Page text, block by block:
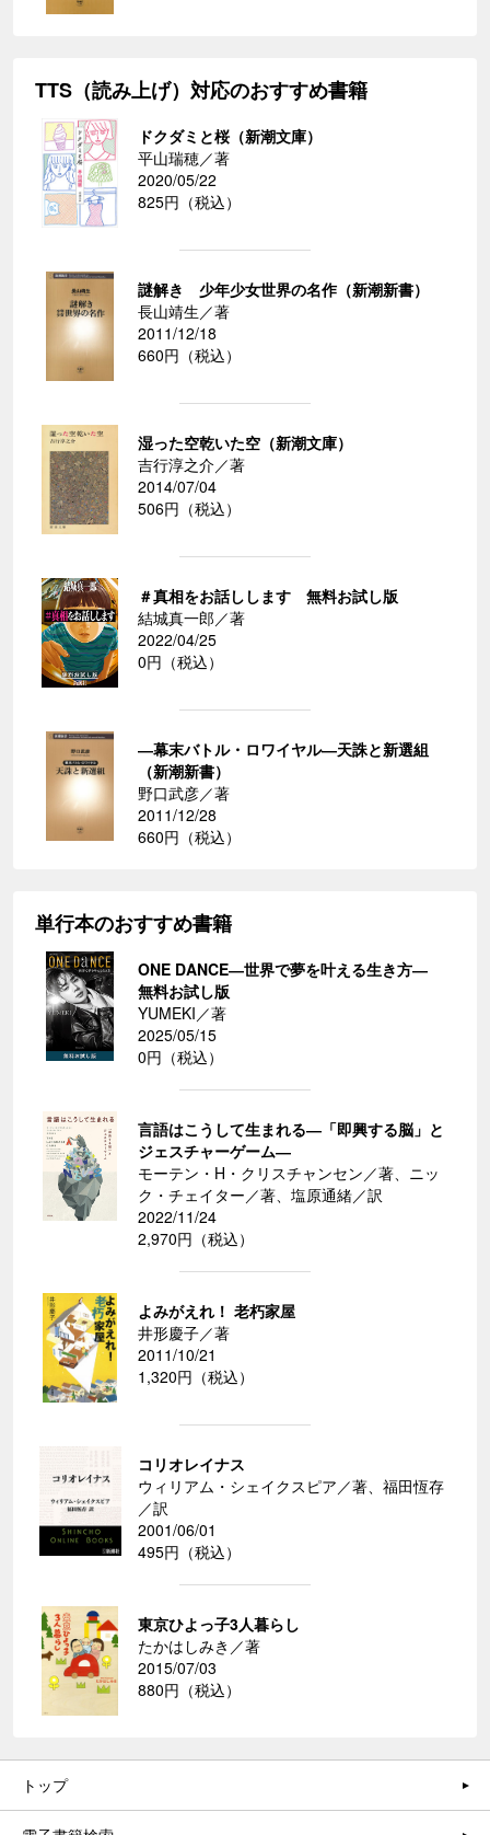
TTS（読み上げ）対応のおすすめ書籍
ドクダミと桜（新潮文庫）
平山瑞穂／著
2020/05/22
825円（税込）
謎解き 少年少女世界の名作（新潮新書）
長山靖生／著
2011/12/18
660円（税込）
湿った空乾いた空（新潮文庫）
吉行淳之介／著
2014/07/04
506円（税込）
＃真相をお話しします 無料お試し版
結城真一郎／著
2022/04/25
0円（税込）
―幕末バトル・ロワイヤル―天誅と新選組
（新潮新書）
野口武彦／著
2011/12/28
660円（税込）
単行本のおすすめ書籍
ONE DANCE―世界で夢を叶える生き方―
無料お試し版
YUMEKI／著
2025/05/15
0円（税込）
言語はこうして生まれる―「即興する脳」と
ジェスチャーゲーム―
モーテン・H・クリスチャンセン／著、ニッ
ク・チェイター／著、塩原通緒／訳
2022/11/24
2,970円（税込）
よみがえれ！ 老朽家屋
井形慶子／著
2011/10/21
1,320円（税込）
コリオレイナス
ウィリアム・シェイクスピア／著、福田恆存
／訳
2001/06/01
495円（税込）
東京ひよっ子3人暮らし
たかはしみき／著
2015/07/03
880円（税込）
トップ